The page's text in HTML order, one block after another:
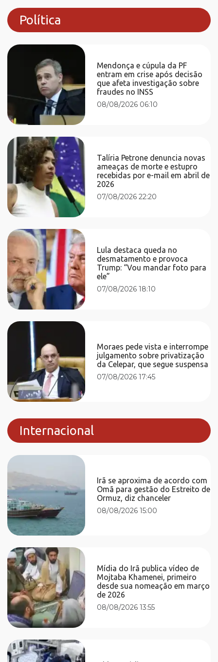
Política
Mendonça e cúpula da PF
entram em crise após decisão
que afeta investigação sobre
fraudes no INSS
08/08/2026 06:10
Talíria Petrone denuncia novas
ameaças de morte e estupro
recebidas por e-mail em abril de
2026
07/08/2026 22:20
Lula destaca queda no
desmatamento e provoca
Trump: “Vou mandar foto para
ele”
07/08/2026 18:10
Moraes pede vista e interrompe
julgamento sobre privatização
da Celepar, que segue suspensa
07/08/2026 17:45
Internacional
Irã se aproxima de acordo com
Omã para gestão do Estreito de
Ormuz, diz chanceler
08/08/2026 15:00
Mídia do Irã publica vídeo de
Mojtaba Khamenei, primeiro
desde sua nomeação em março
de 2026
08/08/2026 13:55